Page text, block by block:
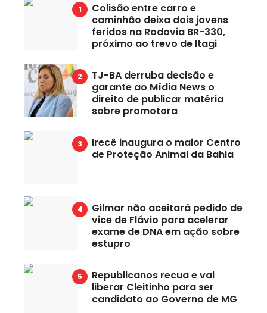
Colisão entre carro e
caminhão deixa dois jovens
feridos na Rodovia BR-330,
próximo ao trevo de Itagi
TJ-BA derruba decisão e
garante ao Mídia News o
direito de publicar matéria
sobre promotora
Irecê inaugura o maior Centro
de Proteção Animal da Bahia
Gilmar não aceitará pedido de
vice de Flávio para acelerar
exame de DNA em ação sobre
estupro
Republicanos recua e vai
liberar Cleitinho para ser
candidato ao Governo de MG